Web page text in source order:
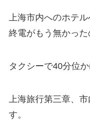
上海市内へのホテ
終電がもう無かった
タクシーで40分位
上海旅行第三章、
す。